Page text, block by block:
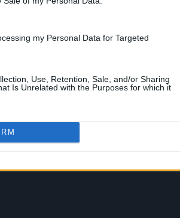
my Personal Data for Targeted
Use, Retention, Sale, and/or Sharing
Is Unrelated with the Purposes for which it